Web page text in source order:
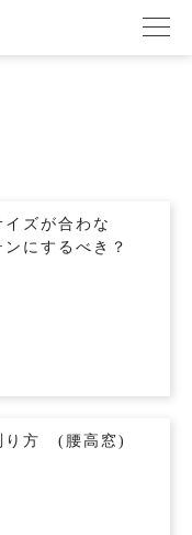
ズが合わな
にするべき？
り方 (腰高窓)